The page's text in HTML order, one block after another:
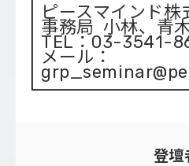
ピースマインド
事務局 小林、青
TEL：03-3541-
メール：
登壇